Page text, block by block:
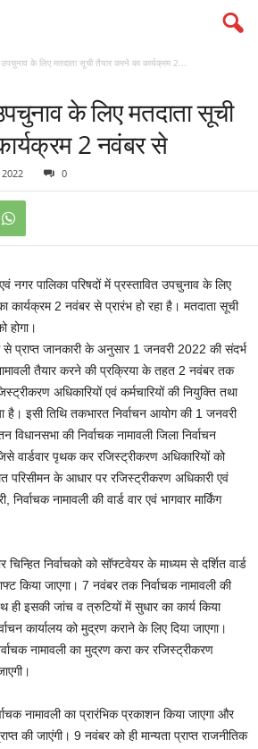
के लिए मतदाता सूची तैयार करने का कार्यक्रम 2...
के लिए मतदाता सूची
2 नवंबर से
0
नगर पालिका परिषदों में प्रस्तावित उपचुनाव के लिए
कार्यक्रम 2 नवंबर से प्रारंभ हो रहा है। मतदाता सूची
होगा।
से प्राप्त जानकारी के अनुसार 1 जनवरी 2022 की संदर्भ
तैयार करने की प्रक्रिया के तहत 2 नवंबर तक
अधिकारियों एवं कर्मचारियों की नियुक्ति तथा
है। इसी तिथि तकभारत निर्वाचन आयोग की 1 जनवरी
की निर्वाचक नामावली जिला निर्वाचन
वार्डवार पृथक कर रजिस्ट्रीकरण अधिकारियों को
परिसीमन के आधार पर रजिस्ट्रीकरण अधिकारी एवं
नामावली की वार्ड वार एवं भागवार मार्किंग
चिन्हित निर्वाचको को सॉफ्टवेयर के माध्यम से दर्शित वार्ड
किया जाएगा। 7 नवंबर तक निर्वाचक नामावली की
ही इसकी जांच व त्रुटियों में सुधार का कार्य किया
कार्यालय को मुद्रण कराने के लिए दिया जाएगा।
नामावली का मुद्रण करा कर रजिस्ट्रीकरण
नामावली का प्रारंभिक प्रकाशन किया जाएगा और
की जाएंगी। 9 नवंबर को ही मान्यता प्राप्त राजनीतिक